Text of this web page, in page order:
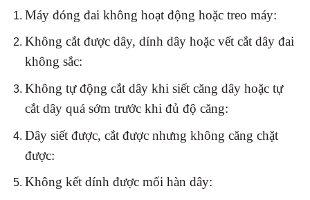
Máy đóng đai không hoạt động hoặc treo máy:
Không cắt được dây, dính dây hoặc vết cắt dây đai
không sắc:
Không tự động cắt dây khi siết căng dây hoặc tự
cắt dây quá sớm trước khi đủ độ căng:
Dây siết được, cắt được nhưng không căng chặt
được:
Không kết dính được mối hàn dây: